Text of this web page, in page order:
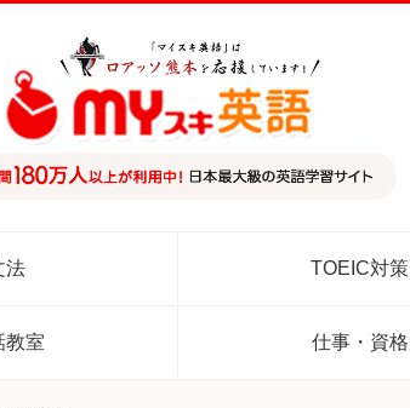
法 TOEIC対策
教室 仕事・資格